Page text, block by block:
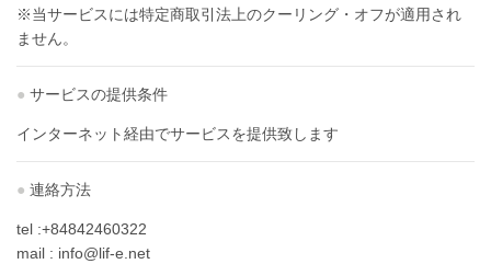
※当サービスには特定商取引法上のクーリング・オフが適用され
ません。
● サービスの提供条件
インターネット経由でサービスを提供致します
● 連絡方法
tel :+84842460322
mail : info@lif-e.net